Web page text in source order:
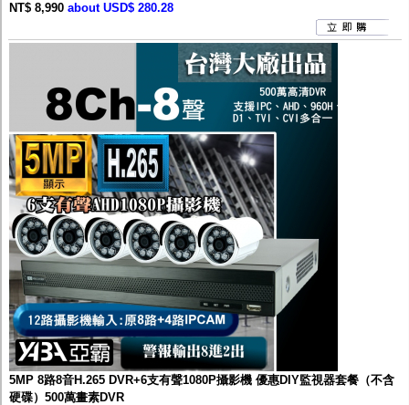
NT$ 8,990 about USD$ 280.28
5MP 8路8音H.265 DVR+6支有聲1080P攝影機 優惠DIY監視器套餐（不含
硬碟）500萬畫素DVR